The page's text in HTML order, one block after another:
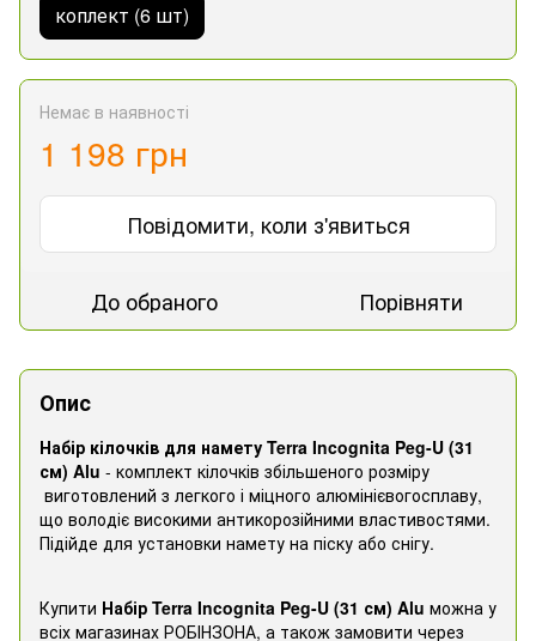
коплект (6 шт)
Немає в наявності
1 198 грн
Повідомити, коли з'явиться
До обраного Порівняти
Опис
Набір кілочків для намету Terra Incognita Peg-U (31
см) Alu - комплект кілочків збільшеного розміру
виготовлений з легкого і міцного алюмінієвогосплаву,
що володіє високими антикорозійними властивостями.
Підійде для установки намету на піску або снігу.
Купити Набір Terra Incognita Peg-U (31 см) Alu можна у
всіх магазинах РОБІНЗОНА, а також замовити через